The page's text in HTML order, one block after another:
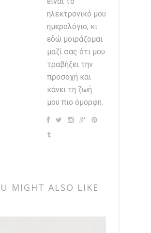
ηλεκτρονικό μου
ημερολόγιο, κι
εδώ μοιράζομαι
μαζί σας ότι μου
τραβήξει την
προσοχή και
κάνει τη ζωή
μου πιο όμορφη.
MIGHT ALSO LIKE